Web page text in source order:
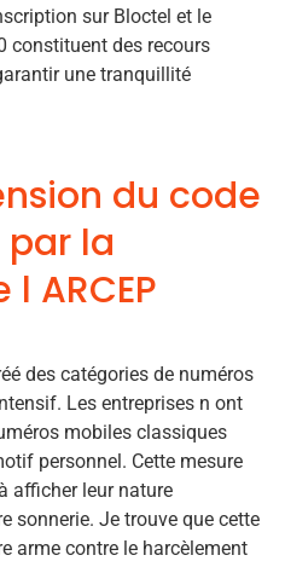
sur Bloctel et le
constituent des recours
une tranquillité
du code
par la
ARCEP
des catégories de numéros
Les entreprises n ont
mobiles classiques
personnel. Cette mesure
afficher leur nature
sonnerie. Je trouve que cette
arme contre le harcèlement